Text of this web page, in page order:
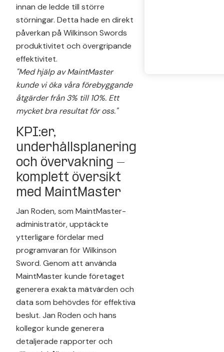
innan de ledde till större
störningar. Detta hade en direkt
påverkan på Wilkinson Swords
produktivitet och övergripande
effektivitet.
"Med hjälp av MaintMaster
kunde vi öka våra förebyggande
åtgärder från 3% till 10%. Ett
mycket bra resultat för oss."
KPI:er,
underhållsplanering
och övervakning -
komplett översikt
med MaintMaster
Jan Roden, som MaintMaster-
administratör, upptäckte
ytterligare fördelar med
programvaran för Wilkinson
Sword. Genom att använda
MaintMaster kunde företaget
generera exakta mätvärden och
data som behövdes för effektiva
beslut. Jan Roden och hans
kollegor kunde generera
detaljerade rapporter och